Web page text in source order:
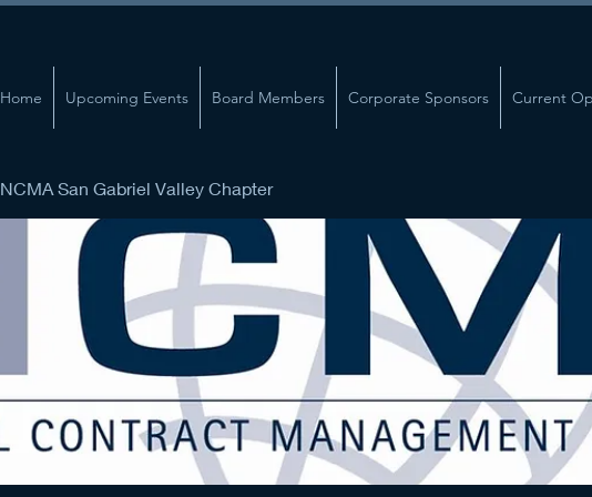
Home Upcoming Events Board Members Corporate Sponsors Current
NCMA San Gabriel Valley Chapter